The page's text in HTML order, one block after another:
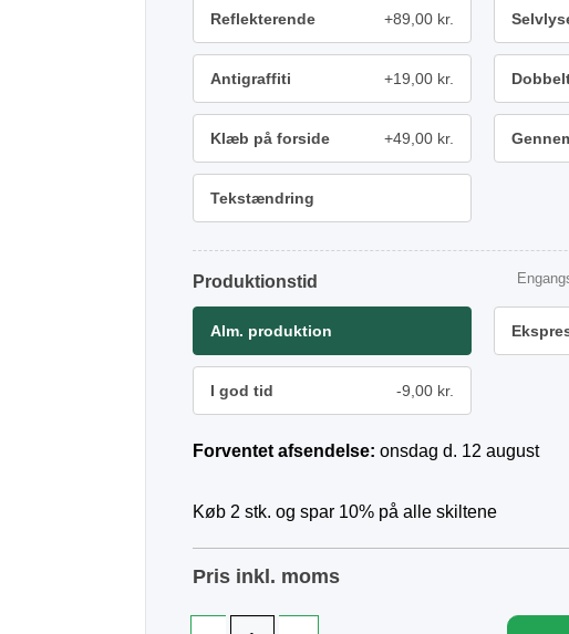
Reflekterende +89,00 kr.
Antigraffiti +19,00 kr.
Klæb på forside +49,00 kr.
Tekstændring
Produktionstid
Alm. produktion
I god tid -9,00 kr.
Forventet afsendelse: onsdag d. 12 august
Køb 2 stk. og spar 10% på alle skiltene
Pris inkl. moms